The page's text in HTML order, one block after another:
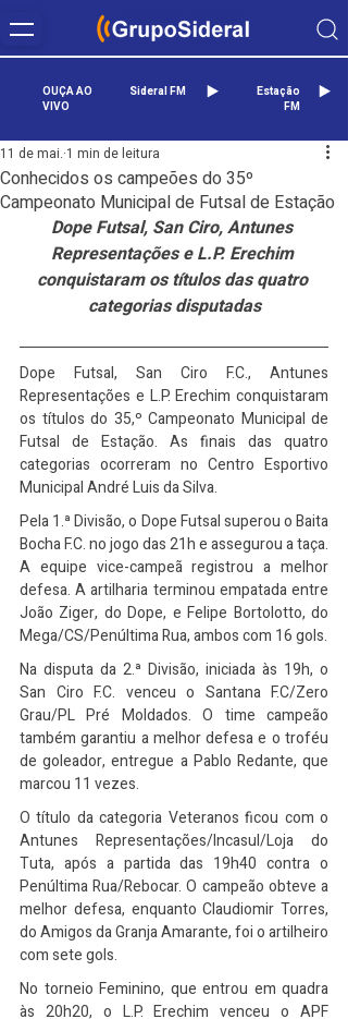
OUÇA AO
VIVO
Sideral FM
Estação
FM
Conhecidos os campeões do 35º
Campeonato Municipal de Futsal de Estação
11 de mai. 1 min de leitura
Dope Futsal, San Ciro, Antunes
Representações e L.P. Erechim
conquistaram os títulos das quatro
categorias disputadas
Dope Futsal, San Ciro F.C., Antunes
Representações e L.P. Erechim conquistaram
os títulos do 35,º Campeonato Municipal de
Futsal de Estação. As finais das quatro
categorias ocorreram no Centro Esportivo
Municipal André Luis da Silva.
Pela 1.ª Divisão, o Dope Futsal superou o Baita
Bocha F.C. no jogo das 21h e assegurou a taça.
A equipe vice-campeã registrou a melhor
defesa. A artilharia terminou empatada entre
João Ziger, do Dope, e Felipe Bortolotto, do
Mega/CS/Penúltima Rua, ambos com 16 gols.
Na disputa da 2.ª Divisão, iniciada às 19h, o
San Ciro F.C. venceu o Santana F.C/Zero
Grau/PL Pré Moldados. O time campeão
também garantiu a melhor defesa e o troféu
de goleador, entregue a Pablo Redante, que
marcou 11 vezes.
O título da categoria Veteranos ficou com o
Antunes Representações/Incasul/Loja do
Tuta, após a partida das 19h40 contra o
Penúltima Rua/Rebocar. O campeão obteve a
melhor defesa, enquanto Claudiomir Torres,
do Amigos da Granja Amarante, foi o artilheiro
com sete gols.
No torneio Feminino, que entrou em quadra
às 20h20, o L.P. Erechim venceu o APF